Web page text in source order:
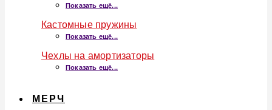
Показать ещё...
Кастомные пружины
Показать ещё...
Чехлы на амортизаторы
Показать ещё...
МЕРЧ